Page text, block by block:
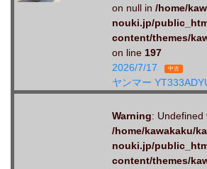
on null in /home/
nouki.jp/
content/themes/
on line 197
2026/7/17
中古
ヤンマー
Warning: Undefined
/home/kawakaku/
nouki.jp/
content/themes/